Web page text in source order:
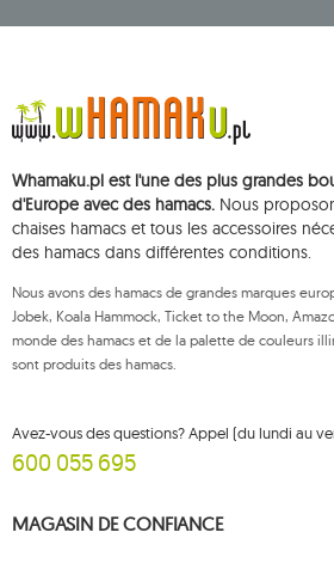
conservées jusqu'à votre désinscription.
Vous avez le droit d'accéder, de rectifier, de
traitement et de vous opposer au traitement de
compétente, une réclamation concernant le
de retirer, à tout moment, votre consentement
données personnelles, un tel retrait n'affectant
effectué antérieurement. Pour exercer l'un des
veuillez contacter le service client de Mouton
Pour plus d'informations, veuillez visiter:
Whamaku.pl est l'une des plus grandes
d'Europe avec des hamacs. Nous
chaises hamacs et tous les accessoires
des hamacs dans différentes conditions.
Nous avons des hamacs de grandes marques
Jobek, Koala Hammock, Ticket to the Moon,
monde des hamacs et de la palette de couleurs
sont produits des hamacs.
Avez-vous des questions? Appel (du lundi au
600 055 695
MAGASIN DE CONFIANCE